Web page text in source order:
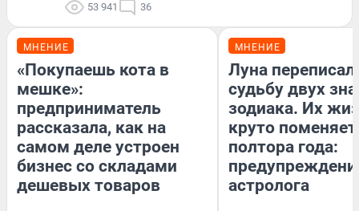
53 941 36
МНЕНИЕ
«Покупаешь кота в
мешке»:
предприниматель
рассказала, как на
самом деле устроен
бизнес со складами
дешевых товаров
МНЕНИЕ
Луна
судьбу двух
зодиака. Их
круто
полтора года:
астролога